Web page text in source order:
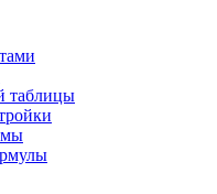
таблицы